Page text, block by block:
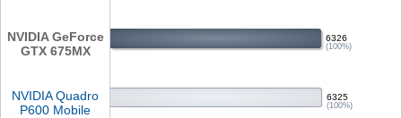
NVIDIA GeForce
GTX 675MX
6326
(100%)
NVIDIA Quadro
P600 Mobile
6325
(100%)